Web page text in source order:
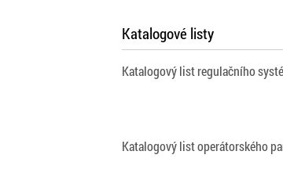
Katalogové listy
Katalogový list regulačního
Katalogový list operátorského